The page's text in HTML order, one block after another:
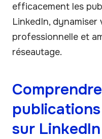
efficacement les
LinkedIn,
professionnelle et
réseautage.
sur LinkedIn